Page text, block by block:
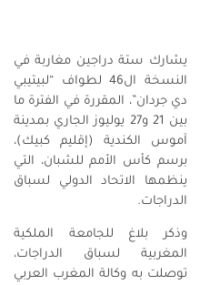
يشارك ستة دراجين مغاربة في
النسخة ال46 لطواف “لبيتيبي
دي جردان”، المقررة في الفترة ما
بين 21 و27 يوليوز الجاري بمدينة
آموس الكندية (إقليم كبيك)،
برسم كأس الأمم للشبان، التي
ينظمها الاتحاد الدولي لسباق
الدراجات.
وذكر بلاغ للجامعة الملكية
المغربية لسباق الدراجات،
توصلت به وكالة المغرب العربي